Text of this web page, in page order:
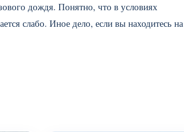
дождя. Понятно, что в условиях
слабо. Иное дело, если вы находитесь на